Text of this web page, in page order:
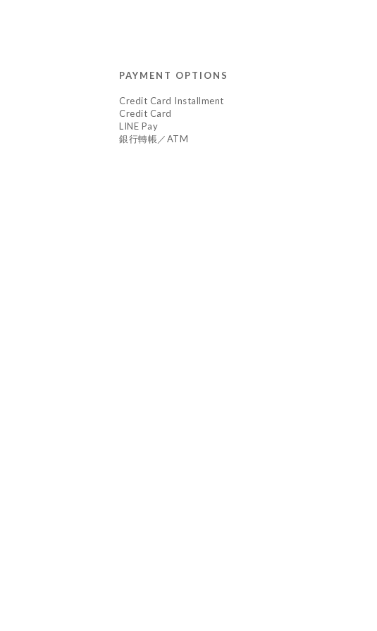
PAYMENT OPTIONS
Credit Card Installment
Credit Card
LINE Pay
銀行轉帳／ATM